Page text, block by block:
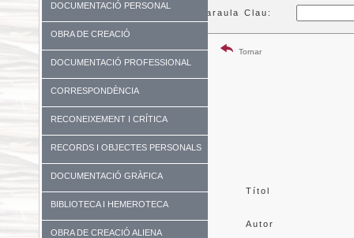
DOCUMENTACIÓ PERSONAL
OBRA DE CREACIÓ
DOCUMENTACIÓ PROFESSIONAL
CORRESPONDÈNCIA
RECONEIXEMENT I CRÍTICA
RECORDS I OBJECTES PERSONALS
DOCUMENTACIÓ GRÀFICA
BIBLIOTECA I HEMEROTECA
OBRA DE CREACIÓ ALIENA
Paraula Clau:
Tornar
Títol
Autor